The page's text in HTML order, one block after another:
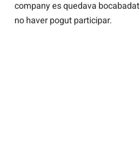
company es quedava
no haver pogut participar.